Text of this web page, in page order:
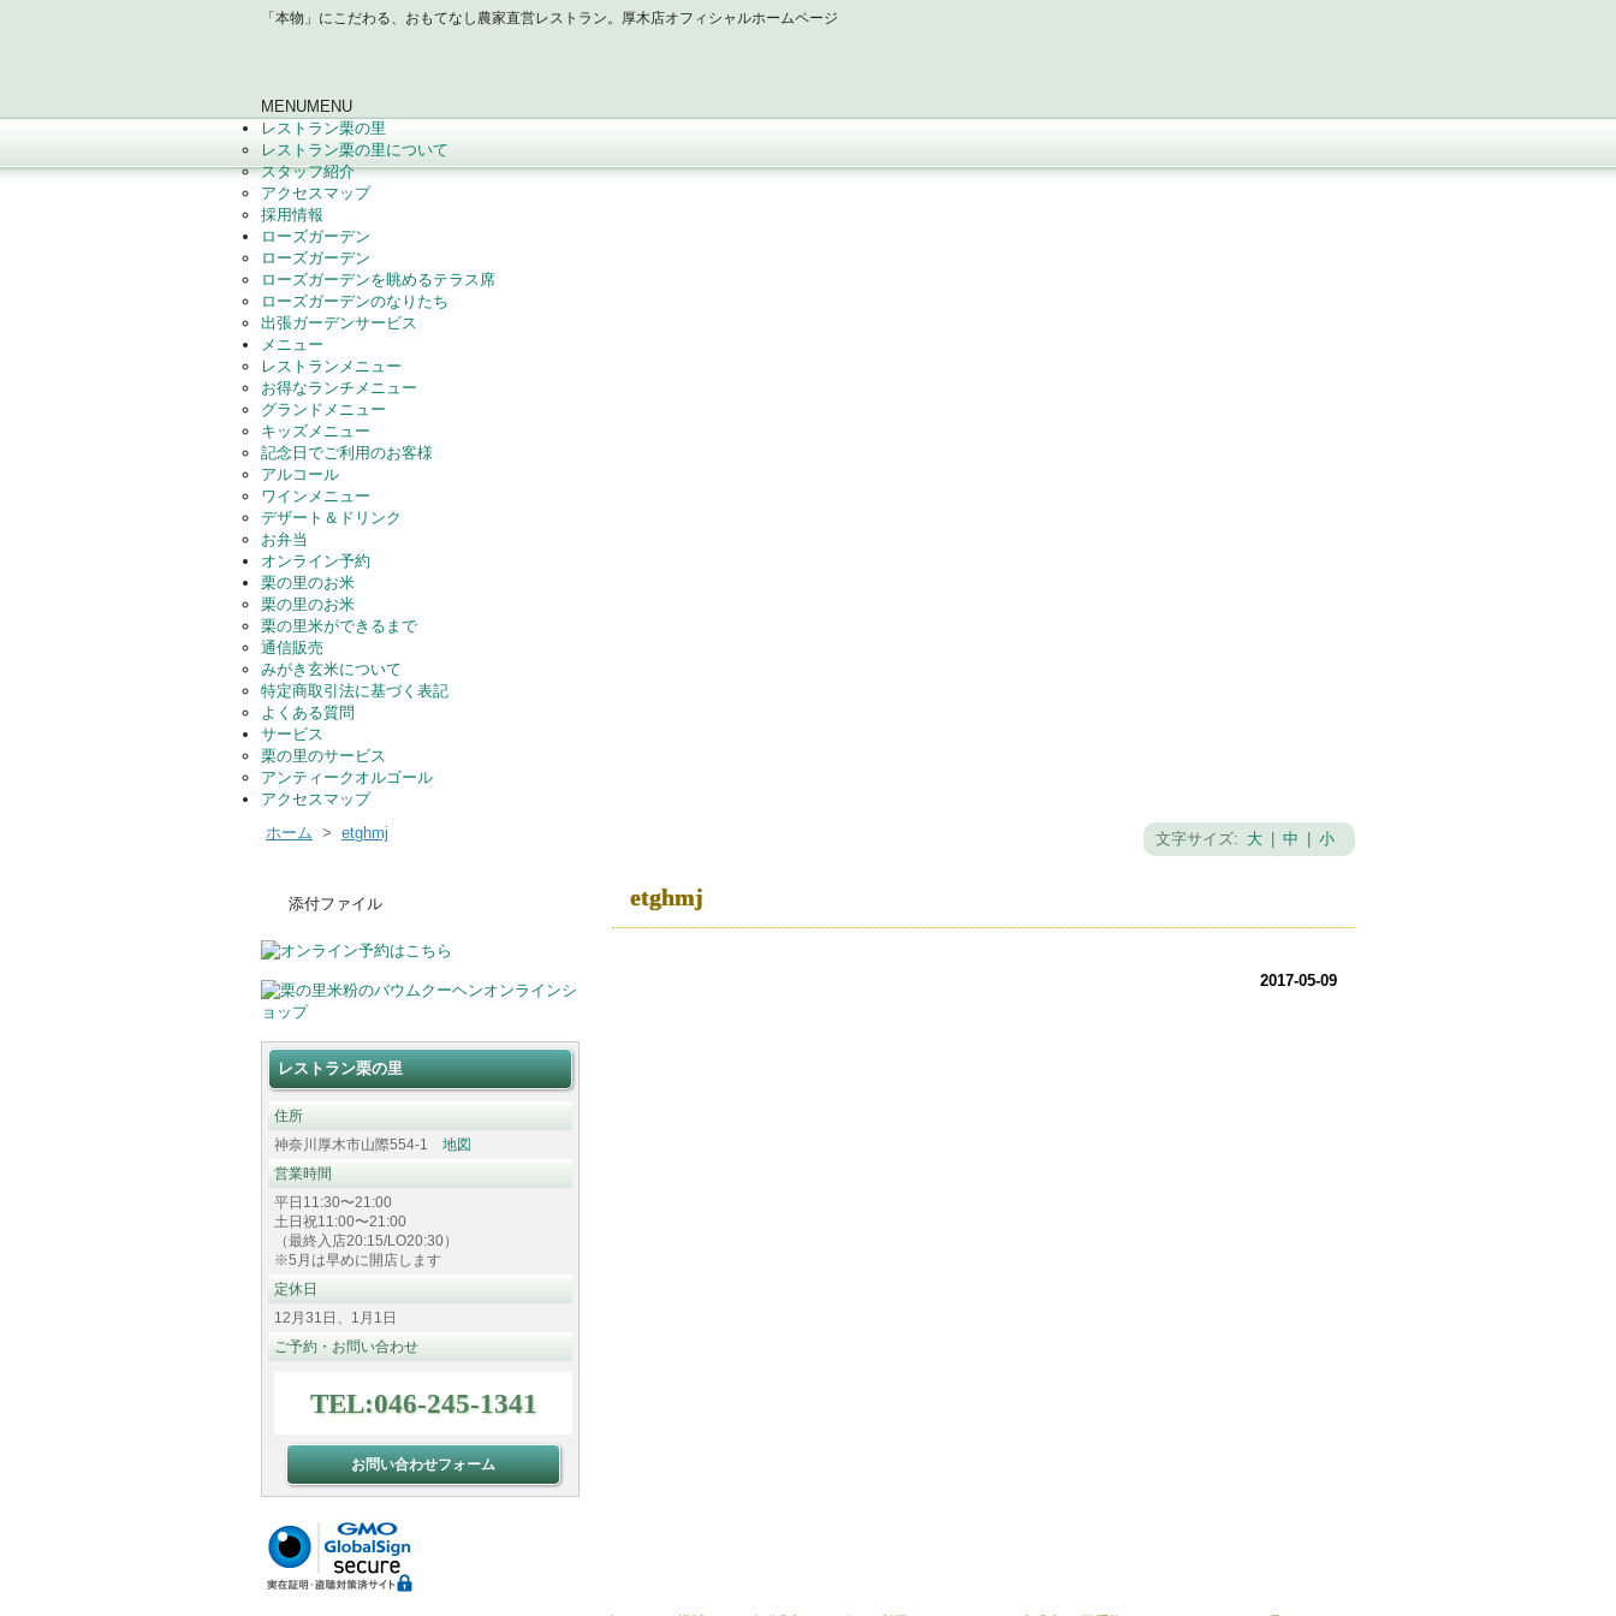
「本物」にこだわる、おもてなし農家直営レストラン。厚木店オフィシャルホームページ
MENUMENU
レストラン栗の里
レストラン栗の里について
スタッフ紹介
アクセスマップ
採用情報
ローズガーデン
ローズガーデン
ローズガーデンを眺めるテラス席
ローズガーデンのなりたち
出張ガーデンサービス
メニュー
レストランメニュー
お得なランチメニュー
グランドメニュー
キッズメニュー
記念日でご利用のお客様
アルコール
ワインメニュー
デザート＆ドリンク
お弁当
オンライン予約
栗の里のお米
栗の里のお米
栗の里米ができるまで
通信販売
みがき玄米について
特定商取引法に基づく表記
よくある質問
サービス
栗の里のサービス
アンティークオルゴール
アクセスマップ
ホーム > etghmj 文字サイズ: 大 中 小
etghmj
2017-05-09
添付ファイル
レストラン栗の里
住所
神奈川厚木市山際554-1 地図
営業時間
平日11:30〜21:00
土日祝11:00〜21:00
（最終入店20:15/LO20:30）
※5月は早めに開店します
定休日
12月31日、1月1日
ご予約・お問い合わせ
TEL:046-245-1341
お問い合わせフォーム